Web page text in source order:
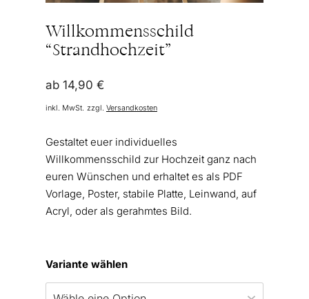
Willkommensschild
“Strandhochzeit”
ab 14,90 €
inkl. MwSt. zzgl. Versandkosten
Gestaltet euer individuelles
Willkommensschild zur Hochzeit ganz nach
euren Wünschen und erhaltet es als PDF
Vorlage, Poster, stabile Platte, Leinwand, auf
Acryl, oder als gerahmtes Bild.
Variante wählen